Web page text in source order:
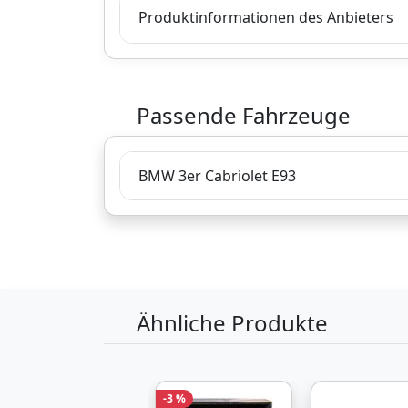
Produktinformationen des Anbieters
Passende Fahrzeuge
BMW 3er Cabriolet E93
Ähnliche Produkte
-3 %